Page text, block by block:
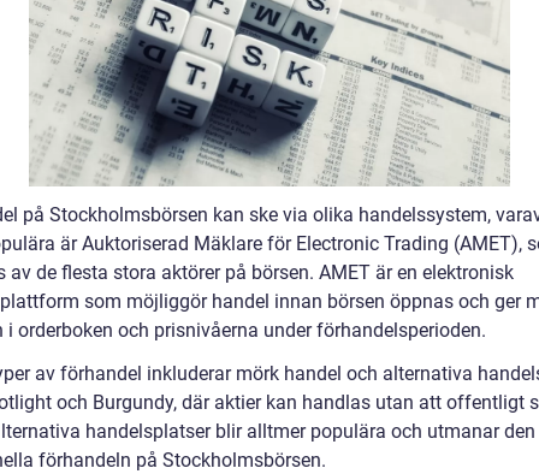
på Stockholmsbörsen kan ske via olika handelssystem,
är Auktoriserad Mäklare för Electronic Trading (AMET),
av de flesta stora aktörer på börsen. AMET är en elektronisk
som möjliggör handel innan börsen öppnas och ger
i orderboken och prisnivåerna under förhandelsperioden.
av förhandel inkluderar mörk handel och alternativa
och Burgundy, där aktier kan handlas utan att offentligt
handelsplatser blir alltmer populära och utmanar den
förhandeln på Stockholmsbörsen.